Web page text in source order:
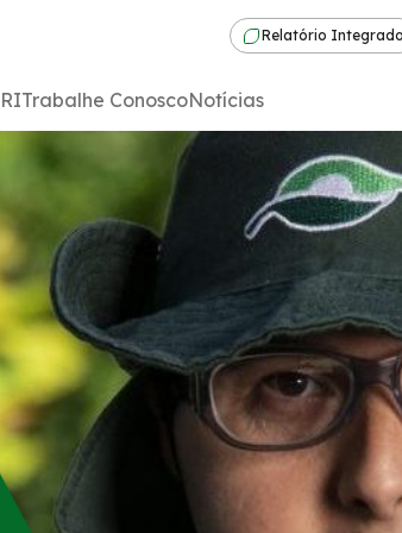
Relatório Integrado
RITrabalhe ConoscoNotícias